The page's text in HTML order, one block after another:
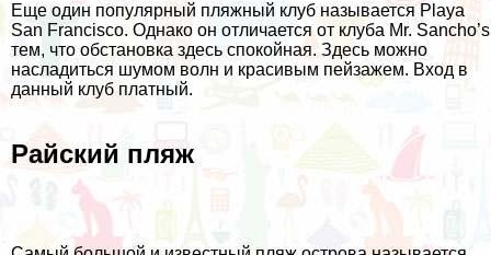
Еще один популярный пляжный клуб называется Playa
San Francisco. Однако он отличается от клуба Mr. Sancho’s
тем, что обстановка здесь спокойная. Здесь можно
насладиться шумом волн и красивым пейзажем. Вход в
данный клуб платный.
Райский пляж